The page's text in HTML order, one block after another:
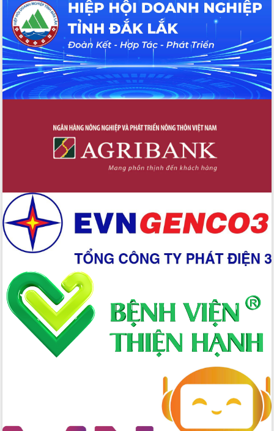
Đắk Lắk”
Tăng cường giám sát, đôn đốc thực
hiện nhiệm vụ quản lý tài sản công
hàng tuần
Tháo gỡ những vướng mắc, đẩy mạnh
công tác cải cách thủ tục hành chính
tại Trung tâm Phục vụ hành chính
công tỉnh
thi Sáng tạo Kỹ thuật 2024 - 2025
Đắk Lắk rà soát, điều chỉnh Đề án 190
về phát triển nuôi trồng thủy sản
Phó Chủ tịch UBND tỉnh Đắk Lắk
Dự án cao tốc Khánh Hòa - Buôn Ma
Thuột
Định vị cà phê Việt Nam như một “di
sản sống” trong dòng chảy toàn cầu
Xây dựng nông thôn mới: Nâng cao đời
sống người dân từ những mô hình thiết
thực
Quyết liệt tháo gỡ vướng mắc, đẩy
nhanh tiến độ các dự án trọng điểm
trong Khu kinh tế Nam Phú Yên
Hòn Yến phát triển du lịch gắn với bảo
Lấy ý kiến điều chỉnh Quy hoạch tỉnh